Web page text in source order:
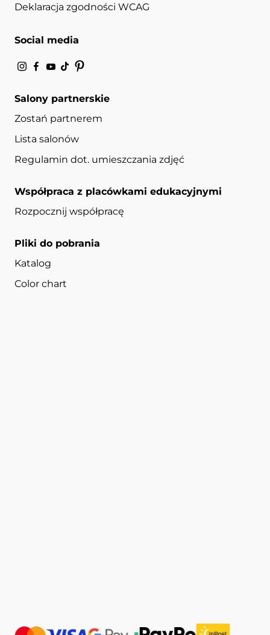
Deklaracja zgodności WCAG
Social media
Salony partnerskie
Zostań partnerem
Lista salonów
Regulamin dot. umieszczania zdjęć
Współpraca z placówkami edukacyjnymi
Rozpocznij współpracę
Pliki do pobrania
Katalog
Color chart